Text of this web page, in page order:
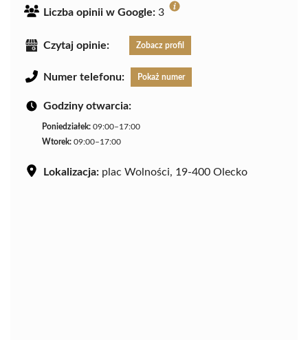
Liczba opinii w Google: 3
Czytaj opinie: Zobacz profil
Numer telefonu: Pokaż numer
Godziny otwarcia:
Poniedziałek: 09:00–17:00
Wtorek: 09:00–17:00
Lokalizacja: plac Wolności, 19-400 Olecko